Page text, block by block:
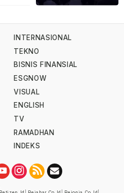
INTERNASIONAL
TEKNO
BISNIS FINANSIAL
ESGNOW
VISUAL
ENGLISH
TV
RAMADHAN
INDEKS